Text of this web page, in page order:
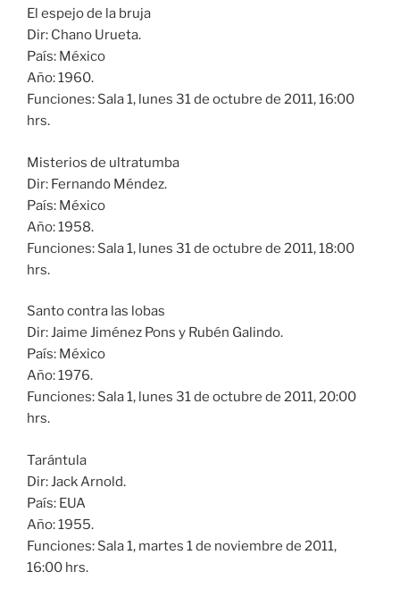
El espejo de la bruja
Dir: Chano Urueta.
País: México
Año: 1960.
Funciones: Sala 1, lunes 31 de octubre de 2011, 16:00
hrs.
Misterios de ultratumba
Dir: Fernando Méndez.
País: México
Año: 1958.
Funciones: Sala 1, lunes 31 de octubre de 2011, 18:00
hrs.
Santo contra las lobas
Dir: Jaime Jiménez Pons y Rubén Galindo.
País: México
Año: 1976.
Funciones: Sala 1, lunes 31 de octubre de 2011, 20:00
hrs.
Tarántula
Dir: Jack Arnold.
País: EUA
Año: 1955.
Funciones: Sala 1, martes 1 de noviembre de 2011,
16:00 hrs.